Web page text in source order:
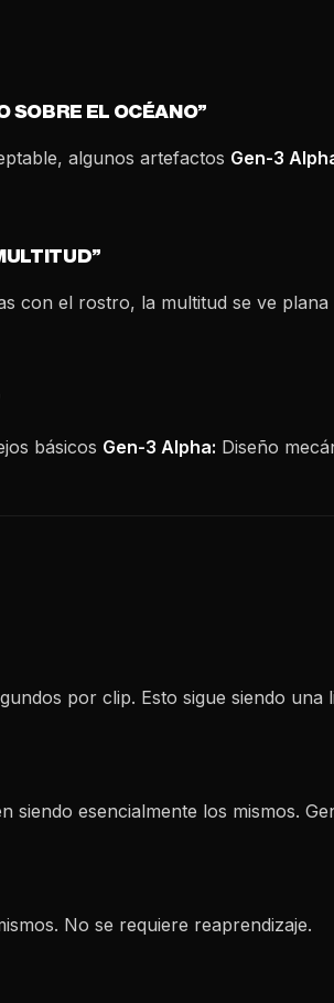
SOBRE EL OCÉANO”
algunos artefactos Gen-3
con el rostro, la multitud se ve plana
básicos Gen-3 Alpha: Diseño
por clip. Esto sigue siendo
siendo esencialmente los mismos.
No se requiere reaprendizaje.